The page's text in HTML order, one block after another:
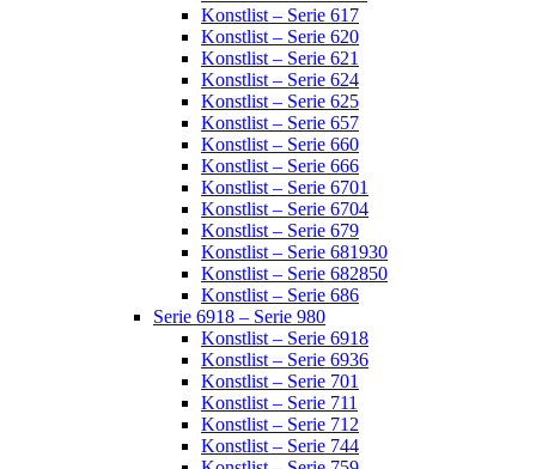
Konstlist – Serie 617
Konstlist – Serie 620
Konstlist – Serie 621
Konstlist – Serie 624
Konstlist – Serie 625
Konstlist – Serie 657
Konstlist – Serie 660
Konstlist – Serie 666
Konstlist – Serie 6701
Konstlist – Serie 6704
Konstlist – Serie 679
Konstlist – Serie 681930
Konstlist – Serie 682850
Konstlist – Serie 686
Serie 6918 – Serie 980
Konstlist – Serie 6918
Konstlist – Serie 6936
Konstlist – Serie 701
Konstlist – Serie 711
Konstlist – Serie 712
Konstlist – Serie 744